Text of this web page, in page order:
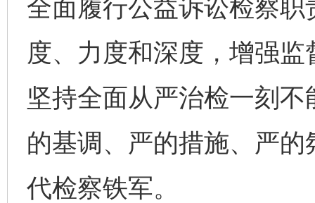
全面履行公益诉讼检察
度、力度和深度，增强
坚持全面从严治检一刻
的基调、严的措施、严
代检察铁军。